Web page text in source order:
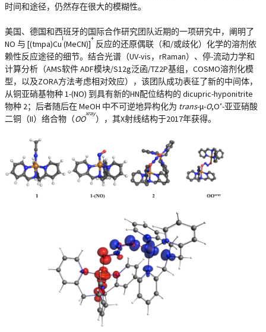
时间和途径，仍然存在很大的模糊性。
美国、德国和西班牙的国际合作研究团队近期的一项研究中，阐明了
NO 与 [(tmpa)Cu
I
(MeCN)]
+
反应的还原偶联（和/或歧化）化学的溶剂依
赖性反应途径的细节。结合光谱（UV-vis，rRaman）、停-流动力学和
计算分析（AMS软件 ADF模块/S12g泛函/TZ2P基组，COSMO溶剂化模
型，以及ZORA方法考虑相对效应），该团队成功表征了新的中间体，
从铜亚硝基物种 1-(NO) 到具有新的HN配位结构的 dicupric-hyponitrite
物种 2；后者随后在 MeOH 中不可逆地异构化为 trans-μ-O,O’-亚亚硝酸
二铜（II）络合物（OO
xray
），其X射线结构于2017年获得。